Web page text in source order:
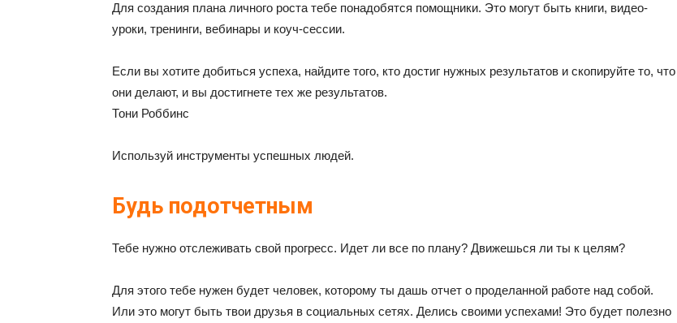
Для создания плана личного роста тебе понадобятся помощники. Это могут быть книги, видео-
уроки, тренинги, вебинары и коуч-сессии.
Если вы хотите добиться успеха, найдите того, кто достиг нужных результатов и скопируйте то, что
они делают, и вы достигнете тех же результатов.
Тони Роббинс
Используй инструменты успешных людей.
Будь подотчетным
Тебе нужно отслеживать свой прогресс. Идет ли все по плану? Движешься ли ты к целям?
Для этого тебе нужен будет человек, которому ты дашь отчет о проделанной работе над собой.
Или это могут быть твои друзья в социальных сетях. Делись своими успехами! Это будет полезно